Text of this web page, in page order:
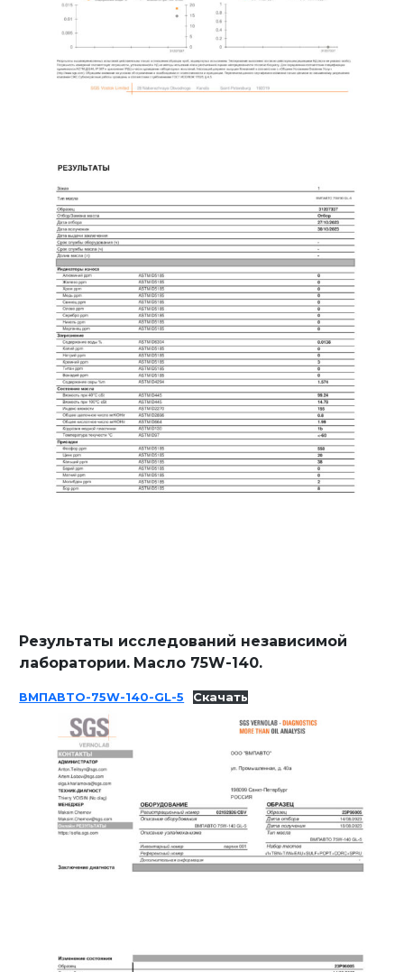
Результаты исследований независимой
лаборатории. Масло 75W-140.
ВМПАВТО-75W-140-GL-5 Скачать